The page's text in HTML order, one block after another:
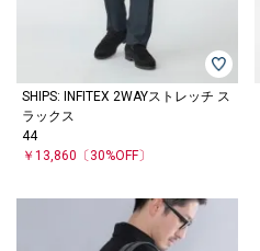
SHIPS: INFITEX 2WAYストレッチ ス
ラックス
44
￥13,860 〔30%OFF〕